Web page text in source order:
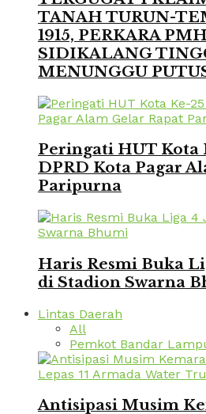
TANAH TURUN-
1915, PERKARA
SIDIKALANG
MENUNGGU
Peringati HUT Kota
DPRD Kota Pagar
Paripurna
Haris Resmi Buka
di Stadion Swarna
Lintas Daerah
All
Pemkot Bandar
Antisipasi Musim